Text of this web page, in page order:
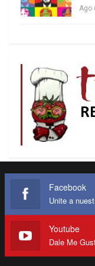
Ciudadanos y la
vislumbra un
recortes. La
es tan nueva.
inmediato: ¿a
facilitar un
no, desde luego.
Ago
Facebook
Youtube
Dale Me